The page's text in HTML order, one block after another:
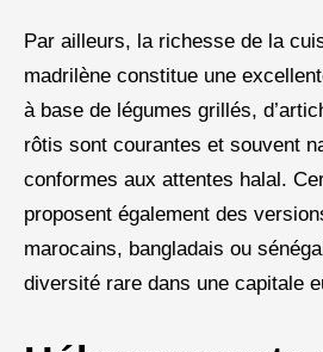
Par ailleurs, la richesse de la
madrilène constitue une
à base de légumes grillés,
rôtis sont courantes et souvent
conformes aux attentes halal.
proposent également des
marocains, bangladais ou
diversité rare dans une capitale